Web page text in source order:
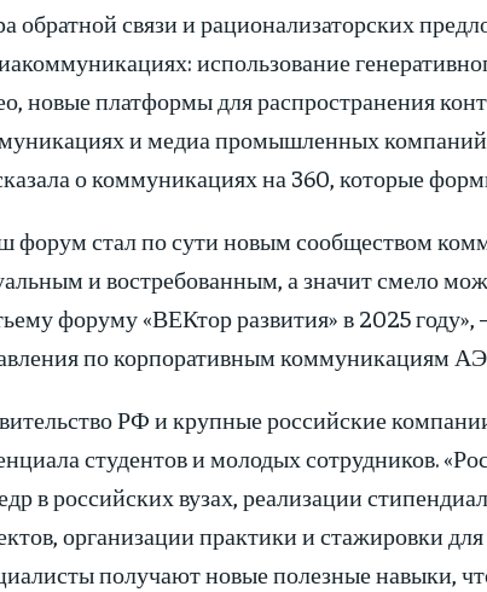
обратной связи и рационализаторских
использование
новые платформы для распространения
и медиа промышленных
о коммуникациях на 360, которые
форум стал по сути новым сообществом
и востребованным, а значит смело
форуму «ВЕКтор развития» в 2025
по корпоративным коммуникациям
РФ и крупные российские
студентов и молодых сотрудников.
в российских вузах, реализации
организации практики и стажировки
получают новые полезные навыки,